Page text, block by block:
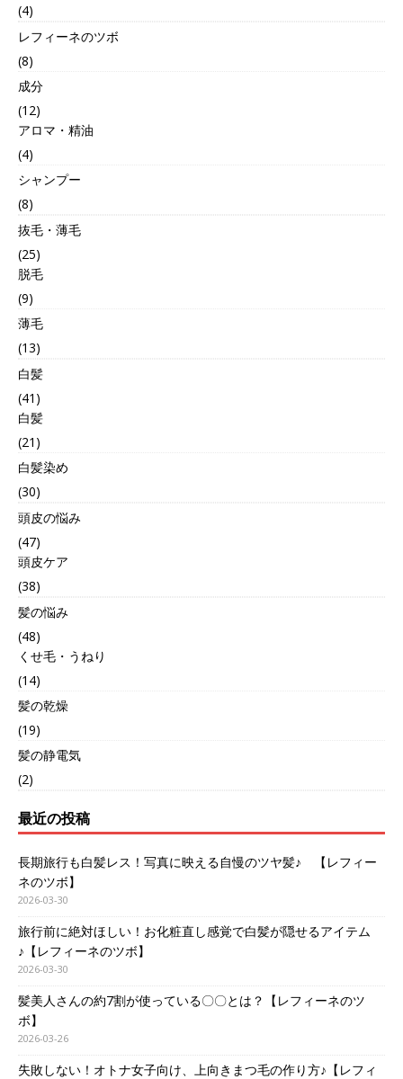
(4)
レフィーネのツボ
(8)
成分
(12)
アロマ・精油
(4)
シャンプー
(8)
抜毛・薄毛
(25)
脱毛
(9)
薄毛
(13)
白髪
(41)
白髪
(21)
白髪染め
(30)
頭皮の悩み
(47)
頭皮ケア
(38)
髪の悩み
(48)
くせ毛・うねり
(14)
髪の乾燥
(19)
髪の静電気
(2)
最近の投稿
長期旅行も白髪レス！写真に映える自慢のツヤ髪♪ 【レフィー
ネのツボ】
2026-03-30
旅行前に絶対ほしい！お化粧直し感覚で白髪が隠せるアイテム
♪【レフィーネのツボ】
2026-03-30
髪美人さんの約7割が使っている〇〇とは？【レフィーネのツ
ボ】
2026-03-26
失敗しない！オトナ女子向け、上向きまつ毛の作り方♪【レフィ